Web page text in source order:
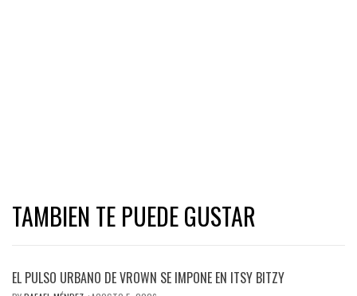
TAMBIEN TE PUEDE GUSTAR
EL PULSO URBANO DE VROWN SE IMPONE EN ITSY BITZY